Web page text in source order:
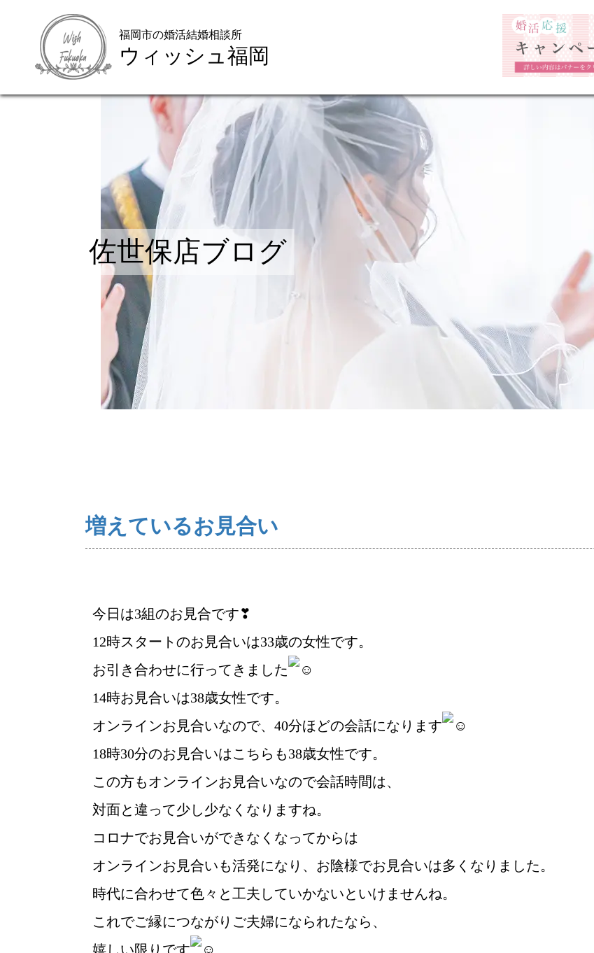
福岡市の婚活結婚相談所
コース・料金・入会案内
ご来店WEB予約
ウィッシュの婚活メソッド ご成婚までの流れ 親御様から始
福岡市の婚活結婚相談所
ウィッシュ福岡
佐世保店ブログ
増えているお見合い
今日は3組のお見合です❣
12時スタートのお見合いは33歳の女性です。
お引き合わせに行ってきました
14時お見合いは38歳女性です。
オンラインお見合いなので、40分ほどの会話になります
18時30分のお見合いはこちらも38歳女性です。
この方もオンラインお見合いなので会話時間は、
対面と違って少し少なくなりますね。
コロナでお見合いができなくなってからは
オンラインお見合いも活発になり、お陰様でお見合いは多くなりました。
時代に合わせて色々と工夫していかないといけませんね。
これでご縁につながりご夫婦になられたなら、
嬉しい限りです